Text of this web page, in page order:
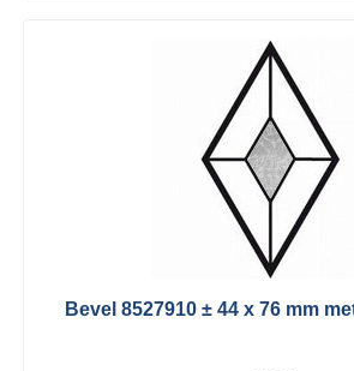
Bevel 8527910 ± 44 x 76 mm